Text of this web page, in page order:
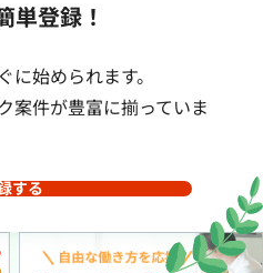
単登録！
始められます。
案件が豊富に揃っていま
する